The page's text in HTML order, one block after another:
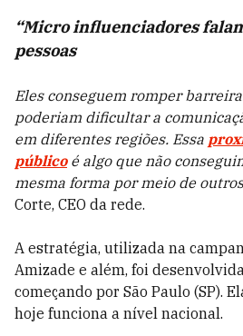
“Micro influenciadores
pessoas
Eles conseguem romper
poderiam dificultar a
em diferentes regiões. Essa
públicoé algo que não
mesma forma por meio de
Corte, CEO da rede.
A estratégia, utilizada na
Amizade e além, foi
começando por São Paulo (SP).
hoje funciona a nível nacional.